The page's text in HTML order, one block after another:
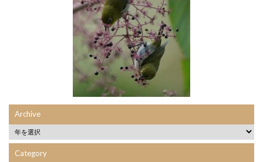
Archive
Category